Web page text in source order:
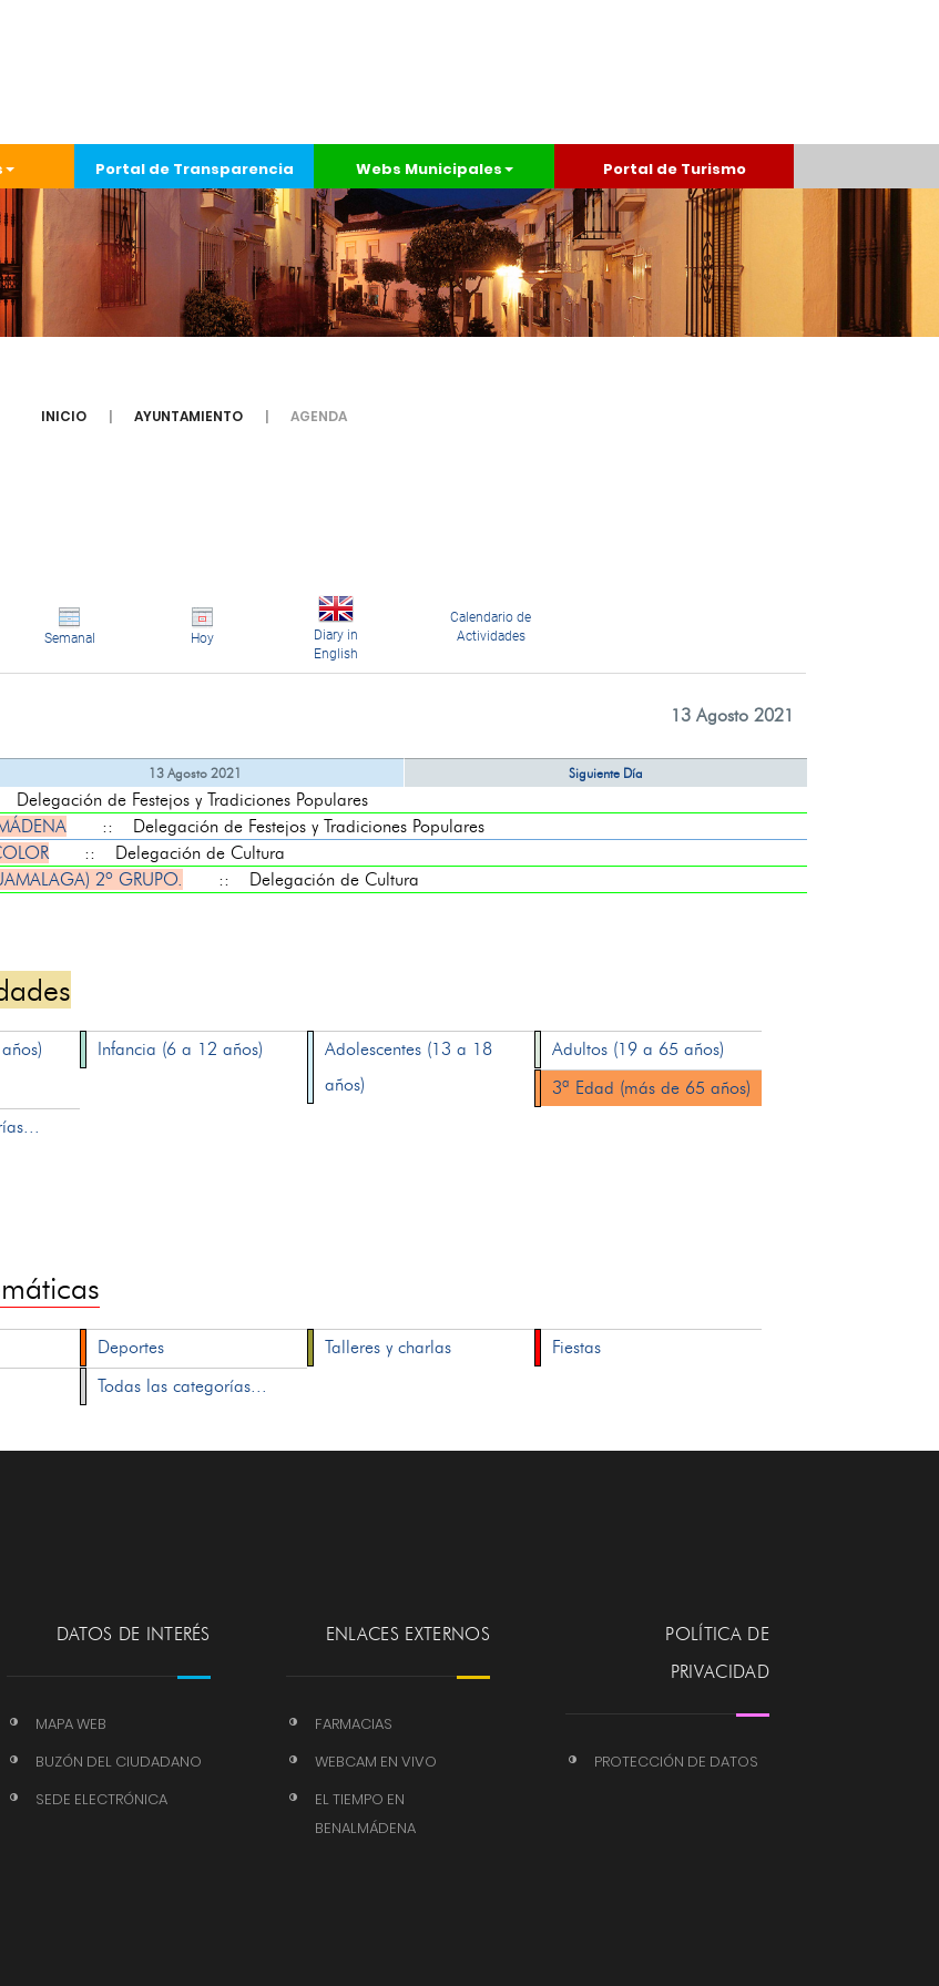
Portal de Transparencia Webs Municipales Portal de Turismo
INICIO AYUNTAMIENTO AGENDA
Semanal Hoy
Diary in
English
Calendario de
Actividades
13 Agosto 2021
13 Agosto 2021 Siguiente Día
de Festejos y Tradiciones Populares
:: Delegación de Festejos y Tradiciones Populares
:: Delegación de Cultura
2º GRUPO.
:: Delegación de Cultura
Infancia (6 a 12 años)
Adolescentes (13 a 18
años)
Adultos (19 a 65 años)
3ª Edad (más de 65 años)
Deportes Talleres y charlas
Fiestas
Todas las categorías...
DATOS DE INTERÉS
MAPA WEB
BUZÓN DEL CIUDADANO
SEDE ELECTRÓNICA
ENLACES EXTERNOS
FARMACIAS
WEBCAM EN VIVO
EL TIEMPO EN
BENALMÁDENA
POLÍTICA DE
PRIVACIDAD
PROTECCIÓN DE DATOS